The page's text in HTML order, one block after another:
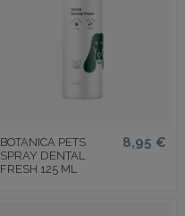
BOTANICA PETS
SPRAY DENTAL
FRESH 125 ML
8,95 €